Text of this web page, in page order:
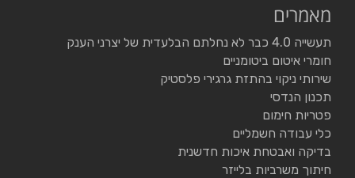
מאמרים
תעשייה 4.0 כבר לא נחלתם הבלעדית של יצרני הענק
חומרי איטום ביטומניים
שירותי ניקוי בהתזת גרגירי פלסטיק
תכנון הנדסי
פטריות חימום
כלי עבודה חשמליים
בדיקה ואבטחת איכות חדשנית
חיתוך משרביות בלייזר